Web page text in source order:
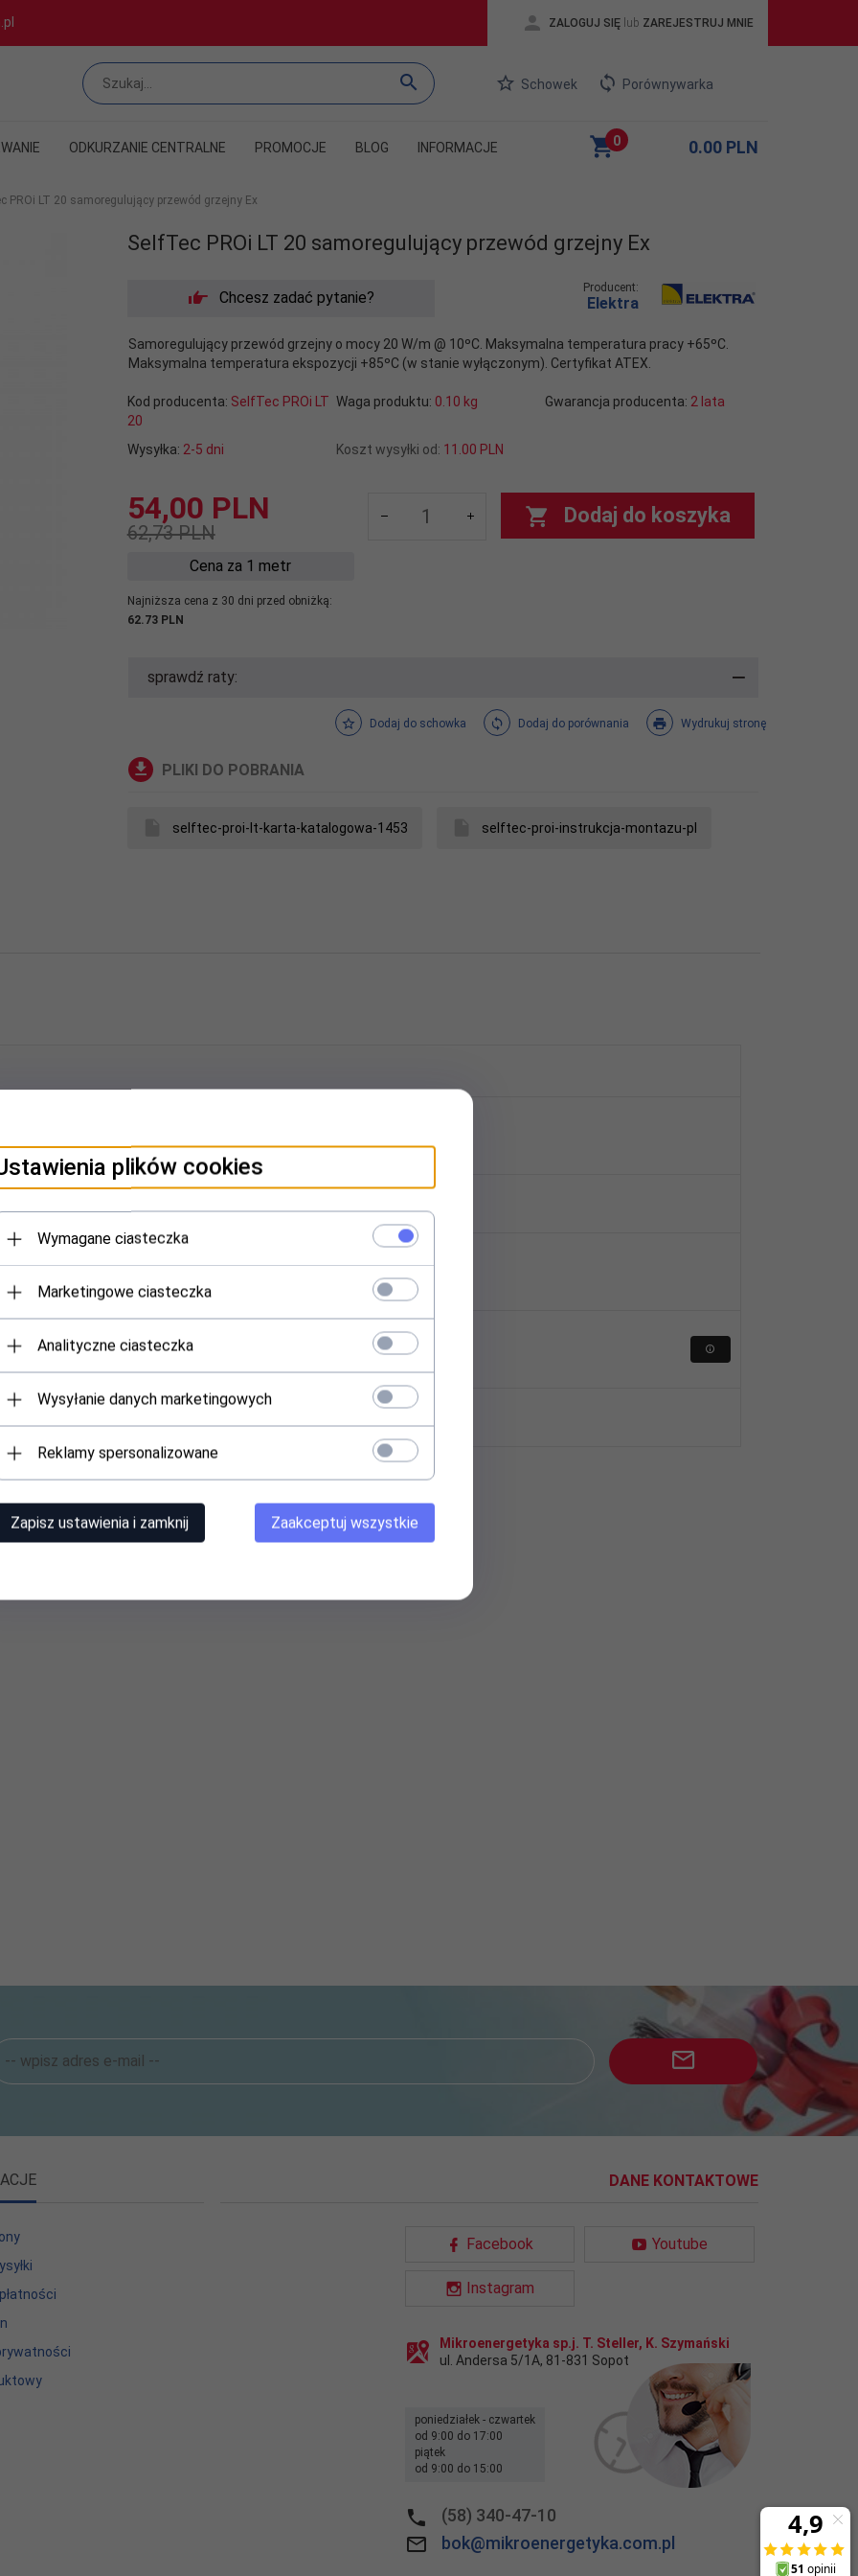
ZALOGUJ SIĘ lub ZAREJESTRUJ MNIE
Schowek Porównywarka
ODKURZANIE CENTRALNE PROMOCJE BLOG INFORMACJE 0 0.00PLN
PROi LT 20 samoregulujący przewód grzejny Ex
SelfTec PROi LT 20 samoregulujący przewód grzejny Ex
Chcesz zadać pytanie?
Producent:
Elektra
Samoregulujący przewód grzejny o mocy 20 W/m @ 10ºC. Maksymalna temperatura pracy +65ºC.
Maksymalna temperatura ekspozycji +85ºC (w stanie wyłączonym). Certyfikat ATEX.
Kod producenta: SelfTec PROi LT
20
Waga produktu: 0.10 kg Gwarancja producenta: 2 lata
Wysyłka: 2-5 dni Koszt wysyłki od: 11.00 PLN
54,00 PLN
62,73 PLN
Cena za 1 metr
Najniższa cena z 30 dni przed obniżką:
62.73 PLN
Dodaj do koszyka
sprawdź raty:
Dodaj do schowka Dodaj do porównania Wydrukuj stronę
PLIKI DO POBRANIA
selftec-proi-lt-karta-katalogowa-1453 selftec-proi-instrukcja-montazu-pl
zgodność produktu z wymaganymi przepisami.
DANE KONTAKTOWE
Facebook Youtube
Instagram
Mikroenergetyka sp.j. T. Steller, K. Szymański
ul. Andersa 5/1A, 81-831 Sopot
poniedziałek - czwartek
od 9:00 do 17:00
piątek
od 9:00 do 15:00
(58) 340-47-10
bok@mikroenergetyka.com.pl
plików cookies
Wymagane ciasteczka
Marketingowe ciasteczka
Analityczne ciasteczka
Wysyłanie danych marketingowych
Reklamy spersonalizowane
Zapisz ustawienia i zamknij Zaakceptuj wszystkie